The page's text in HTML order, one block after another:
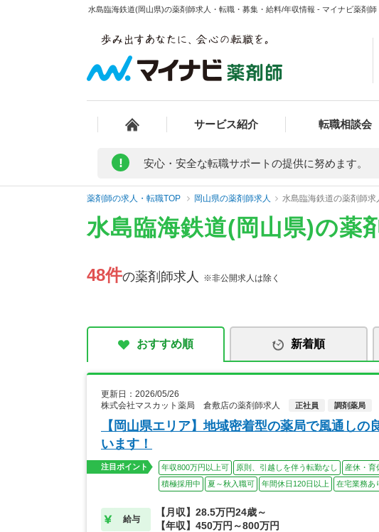
水島臨海鉄道(岡山県)の薬剤師求人・転職・募集・給料/年収情報 - マイナビ薬剤師
サービス紹介 転職相談会
! 安心・安全な転職サポートの提供に努めます。
薬剤師の求人・転職TOP 岡山県の薬剤師求人 水島臨海鉄道の薬剤師求
水島臨海鉄道(岡山県)の薬
48件の薬剤師求人 ※非公開求人は除く
おすすめ順 新着順
更新日：2026/05/26
株式会社マスカット薬局 倉敷店の薬剤師求人
正社員 調剤薬局
【岡山県エリア】地域密着型の薬局で風通し
います！
注目ポイント 年収800万円以上可 原則、引越しを伴う転勤なし 産休・育
積極採用中
夏～秋入職可 年間休日120日以上 在宅業務あ
給与
【月収】28.5万円24歳～
【年収】450万円～800万円